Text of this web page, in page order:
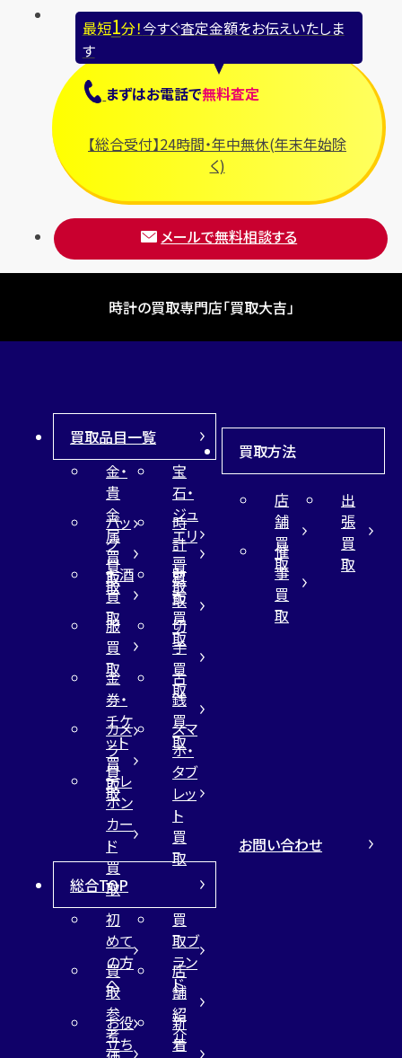
カンタン無料
最短 1分！
今すぐ査定金額をお伝えいた
します
まずは お電話 無料査定
【総合受付】24時間・年中無休(年末年
メールで無料相談する
最短1分！今すぐ査定金額をお伝えいたしま
す
まずはお電話で無料査定
【総合受付】24時間・年中無休(年末年始除
く)
メールで無料相談する
時計の買取専門店「買取大吉」
買取品目一覧
金・
貴
金
属
買
取
宝
石・
ジュ
エリ
ー
買
取
バッ
グ
買
取
時
計
買
取
お酒
買
取
財
布
買
取
服
買
取
切
手
買
取
金
券・
チケ
ット
買
取
古
銭
買
取
カメ
ラ
買
取
スマ
ホ・
タブ
レッ
ト
買
取
テレ
ホン
カー
ド
買
取
買取方法
店
舗
買
取
出
張
買
取
催
事
買
取
総合TOP
初
めて
の方
へ
買
取ブ
ラン
ド
買
取
参
考
店
舗
紹
介
お役
立ち
新
着
お問い合わせ